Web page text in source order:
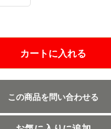
カートに入れる
この商品を問い合わせる